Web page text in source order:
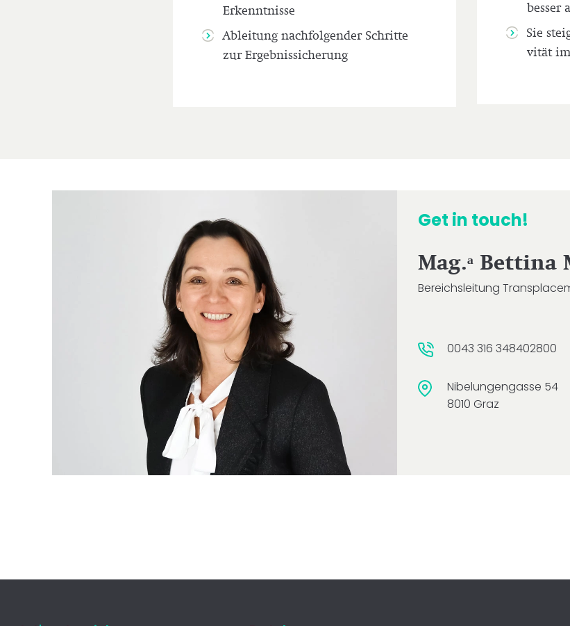
Erkenntnisse
Ableitung nach­fol­gen­der Schritte
zur Ergebnissicherung
besser
Sie
vi­tät
Get in touch!
Mag.ᵃ Bettina
Bereichs­lei­tung
0043 316 348402800
Nibe­lun­gen­gas­se 54
8010 Graz